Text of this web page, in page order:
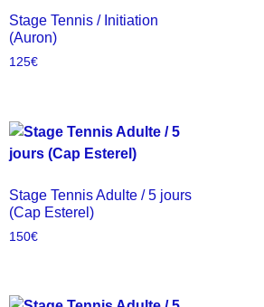
Stage Tennis / Initiation
(Auron)
125€
Stage Tennis Adulte / 5 jours
(Cap Esterel)
150€